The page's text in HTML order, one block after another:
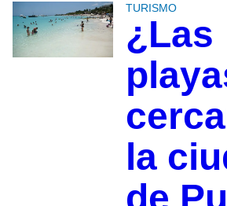
TURISMO
¿Las
la
de